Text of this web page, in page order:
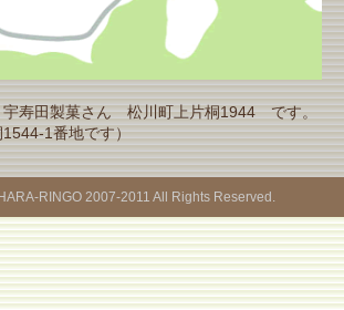
宇寿田製菓さん 松川町上片桐1944 です。
1番地です）
RINGO 2007-2011 All Rights Reserved.